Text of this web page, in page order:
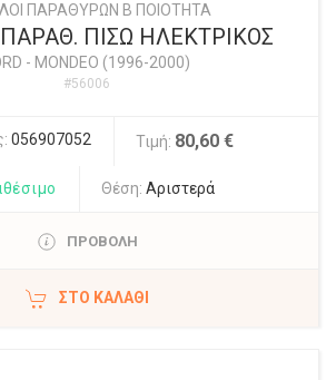
ΠΑΡΑΘΥΡΩΝ Β ΠΟΙΟΤΗΤΑ
ΠΙΣΩ ΗΛΕΚΤΡΙΚΟΣ
- MONDEO (1996-2000)
#56006
056907052 Τιμή: 80,60 €
Θέση: Αριστερά
ΠΡΟΒΟΛΗ
ΣΤΟ ΚΑΛΆΘΙ